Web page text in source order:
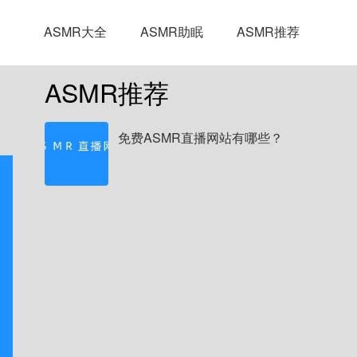
ASMR大全 ASMR助眠 ASMR推荐
ASMR推荐
免费ASMR直播网站有哪些？